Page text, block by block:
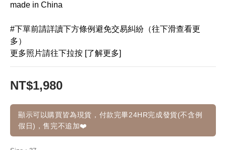
made in China
#下單前請詳讀下方條例避免交易糾紛（往下滑查看更
多）
更多照片請往下拉按 [了解更多]
NT$1,980
顯示可以購買皆為現貨，付款完畢24HR完成發貨(不含例
假日)，售完不追加❤️